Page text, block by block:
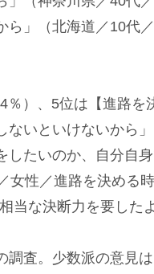
ら」（北海道／10代
）、5位は【進路を
ないといけないから
したいのか、自分自
女性／進路を決める
当な決断力を要した
査。少数派の意見